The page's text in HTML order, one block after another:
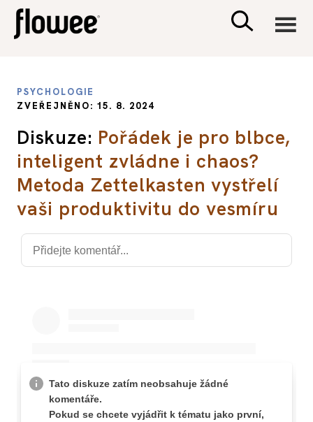
PSYCHOLOGIE
RODINA A DĚTI
SEX A VZTAHY
PSYCHOLOGIE
ZVEŘEJNĚNO: 15. 8. 2024
Diskuze: Pořádek je pro blbce,
inteligent zvládne i chaos?
Metoda Zettelkasten vystřelí
vaši produktivitu do vesmíru